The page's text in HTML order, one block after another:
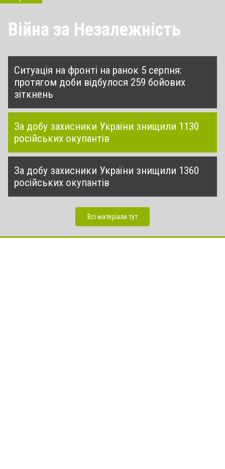
Війна за Незалежність
Ситуація на фронті на ранок 5 серпня:
протягом доби відбулося 259 бойових
зіткнень
За добу захисники України знищили 1130
російських окупантів
За добу захисники України знищили 1360
російських окупантів
Всі матеріали тут